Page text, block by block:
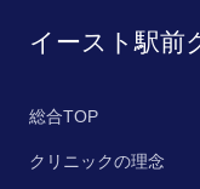
イースト駅前
総合TOP
クリニックの理念